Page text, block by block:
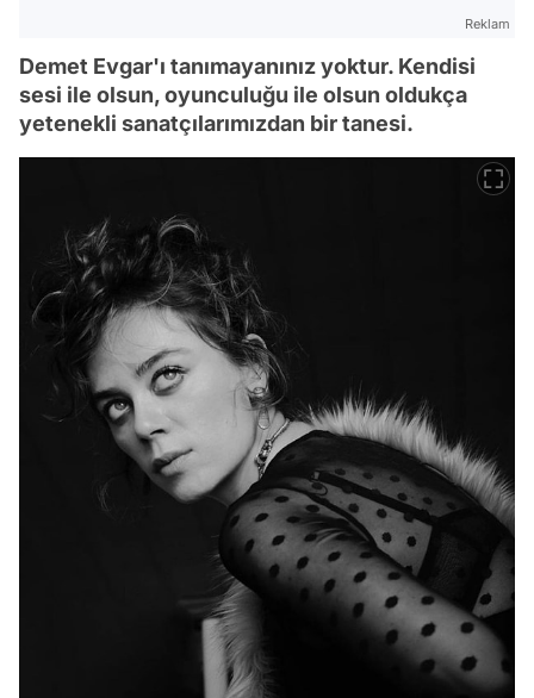
Reklam
Demet Evgar'ı tanımayanınız yoktur. Kendisi
sesi ile olsun, oyunculuğu ile olsun oldukça
yetenekli sanatçılarımızdan bir tanesi.